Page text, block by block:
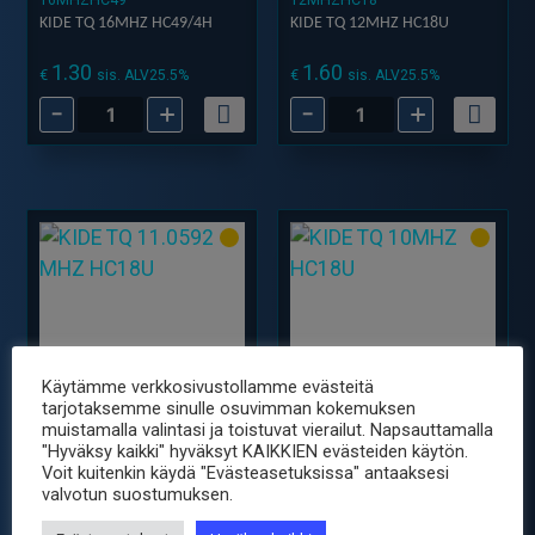
KIDE TQ 16MHZ HC49/4H
€ 1.30 sis. ALV25.5%
-
KIDE
TQ
HC49/4H
määrä
+
KIDE TQ 12MHZ HC18U
€ 1.60 sis. ALV25.5%
-
KIDE
TQ
HC18U
määrä
+
11-0592MHZHC18
KIDE TQ 11.0592 MHZ HC18U
10MHZHC18
KIDE TQ 10MHZ HC18U
Käytämme verkkosivustollamme evästeitä
tarjotaksemme sinulle osuvimman kokemuksen
muistamalla valintasi ja toistuvat vierailut. Napsauttamalla
"Hyväksy kaikki" hyväksyt KAIKKIEN evästeiden käytön.
Voit kuitenkin käydä "Evästeasetuksissa" antaaksesi
valvotun suostumuksen.